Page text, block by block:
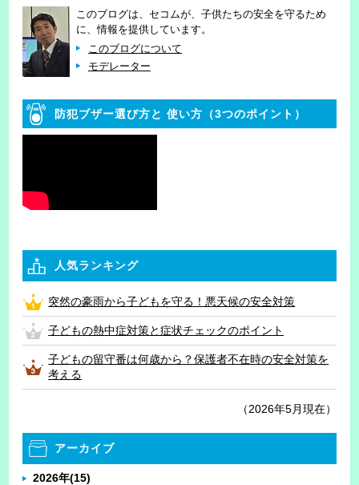
このブログは、セコムが、子供たちの安全を守るため
に、情報を提供しています。
このブログについて
モデレーター
防犯ブザー選び方と 使い方（3つのポイント）
人気ランキング
突然の豪雨から子どもを守る！悪天候の安全対策
子どもの熱中症対策と症状チェックのポイント
子どもの留守番は何歳から？保護者不在時の安全対策を
考える
（2026年5月現在）
アーカイブ
2026年(15)